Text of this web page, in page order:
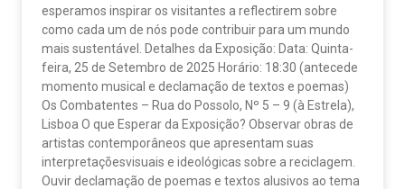
esperamos inspirar os visitantes a reflectirem sobre
como cada um de nós pode contribuir para um mundo
mais sustentável. Detalhes da Exposição: Data: Quinta-
feira, 25 de Setembro de 2025 Horário: 18:30 (antecede
momento musical e declamação de textos e poemas)
Os Combatentes – Rua do Possolo, Nº 5 – 9 (à Estrela),
Lisboa O que Esperar da Exposição? Observar obras de
artistas contemporâneos que apresentam suas
interpretaçõesvisuais e ideológicas sobre a reciclagem.
Ouvir declamação de poemas e textos alusivos ao tema